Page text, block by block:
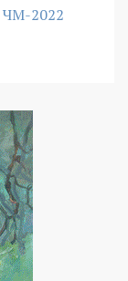
ЧМ-2022